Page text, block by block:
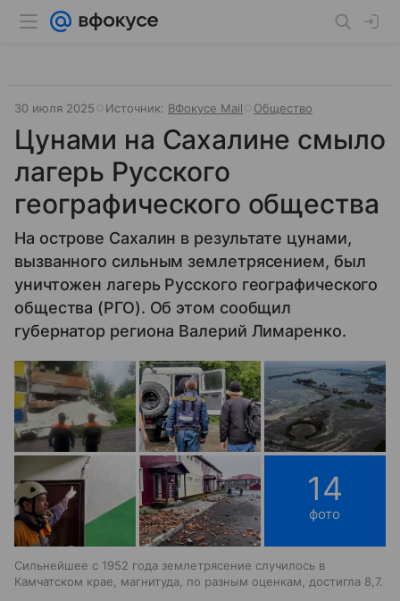
30 июля 2025 Источник: ВФокусе Mail Общество
Цунами на Сахалине смыло
лагерь Русского
географического общества
На острове Сахалин в результате цунами,
вызванного сильным землетрясением, был
уничтожен лагерь Русского географического
общества (РГО). Об этом сообщил
губернатор региона Валерий Лимаренко.
14
фото
Сильнейшее с 1952 года землетрясение случилось в
Камчатском крае, магнитуда, по разным оценкам, достигла 8,7.